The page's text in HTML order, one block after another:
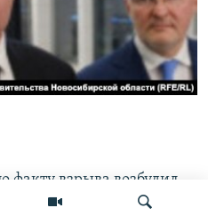
факту взрыва возбудил
оказании услуг, не